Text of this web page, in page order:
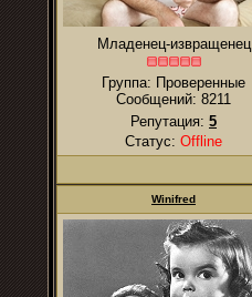
Младенец-извращенец
Группа: Проверенные
Сообщений: 8211
Репутация: 5
Статус: Offline
Winifred